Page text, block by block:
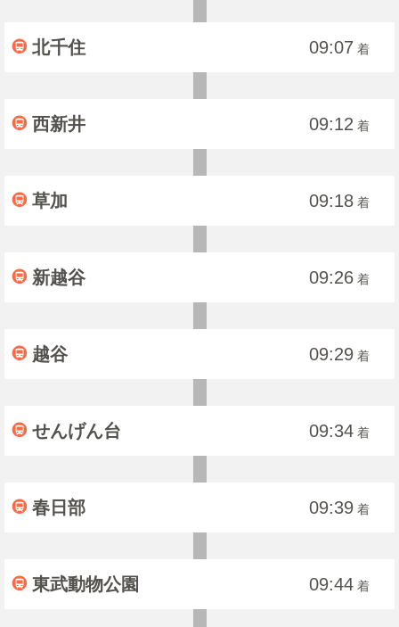
北千住 09:07 着
西新井 09:12 着
草加 09:18 着
新越谷 09:26 着
越谷 09:29 着
せんげん台 09:34 着
春日部 09:39 着
東武動物公園 09:44 着